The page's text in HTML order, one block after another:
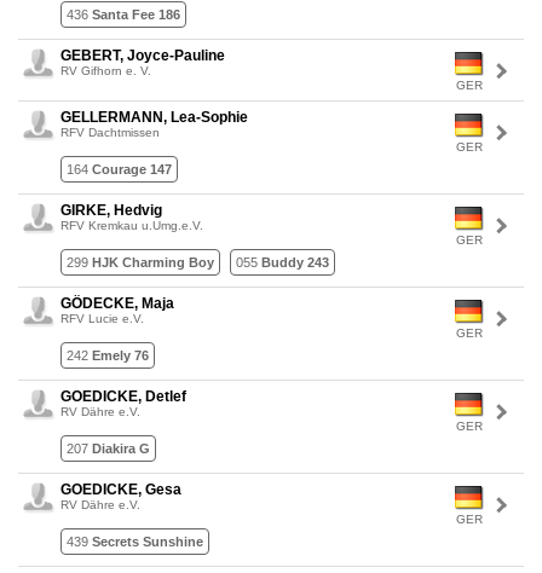
436 Santa Fee 186
GER
GEBERT, Joyce-Pauline
RV Gifhorn e. V.
GER
GELLERMANN, Lea-Sophie
RFV Dachtmissen
164 Courage 147
GER
GIRKE, Hedvig
RFV Kremkau u.Umg.e.V.
299 HJK Charming Boy 055 Buddy 243
GER
GÖDECKE, Maja
RFV Lucie e.V.
242 Emely 76
GER
GOEDICKE, Detlef
RV Dähre e.V.
207 Diakira G
GER
GOEDICKE, Gesa
RV Dähre e.V.
439 Secrets Sunshine